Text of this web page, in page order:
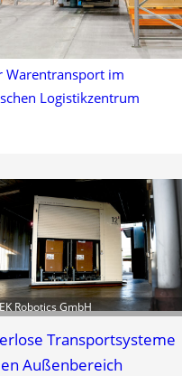
Warentransport im
Logistikzentrum
Robotics GmbH
Transportsysteme
Außenbereich